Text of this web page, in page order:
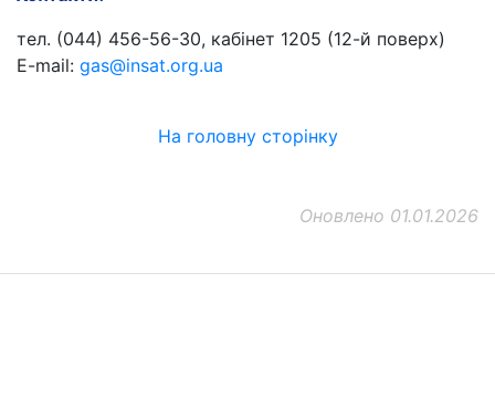
тел. (044) 456-56-30, кабінет 1205 (12-й поверх)
E-mail: gas@insat.org.ua
На головну сторінку
Оновлено 01.01.2026